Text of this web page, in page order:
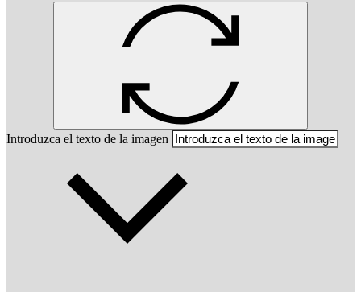
Introduzca el texto de la imagen